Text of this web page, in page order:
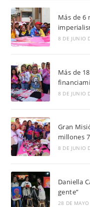
Más de 6
8 DE JUNIO
Más de
8 DE JUNIO
Gran
millones
8 DE JUNIO
Daniella
gente”
28 DE